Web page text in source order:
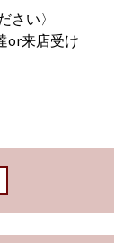
さい〉
来店受け